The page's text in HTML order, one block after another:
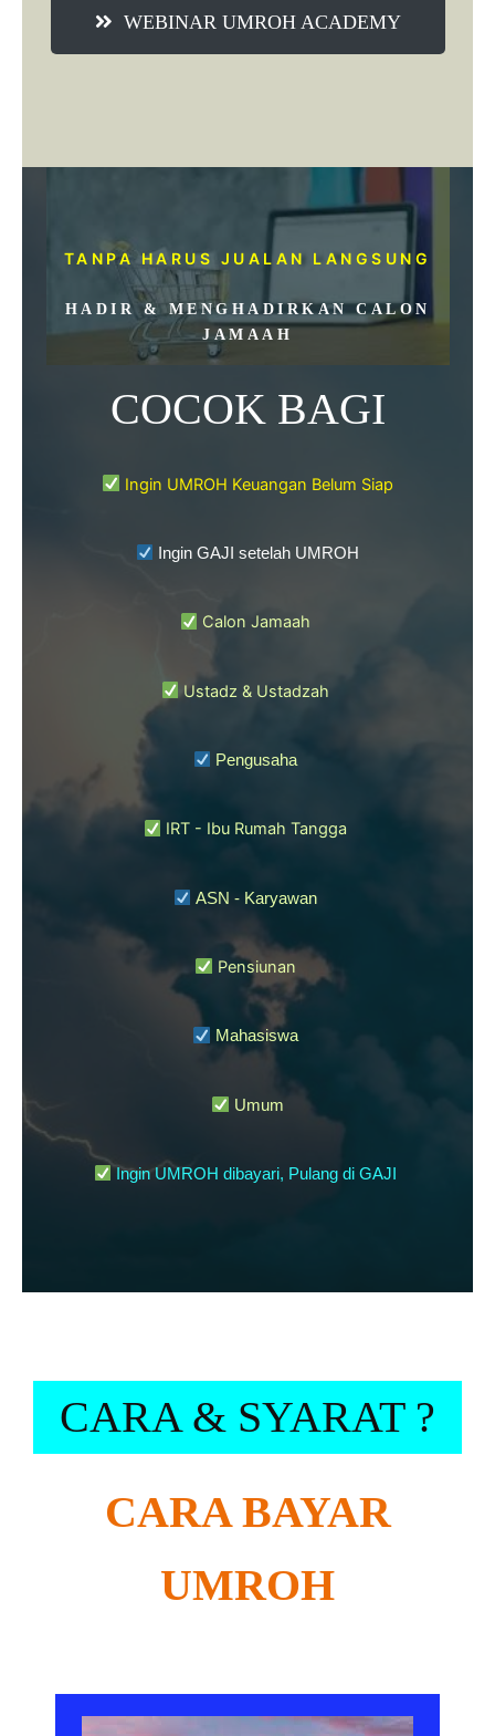
WEBINAR UMROH ACADEMY
TANPA HARUS JUALAN LANGSUNG
HADIR & MENGHADIRKAN CALON
JAMAAH
COCOK BAGI
Ingin UMROH Keuangan Belum Siap
Ingin GAJI setelah UMROH
Calon Jamaah
Ustadz & Ustadzah
Pengusaha
IRT - Ibu Rumah Tangga
ASN - Karyawan
Pensiunan
Mahasiswa
Umum
Ingin UMROH dibayari, Pulang di GAJI
CARA & SYARAT ?
CARA BAYAR
UMROH